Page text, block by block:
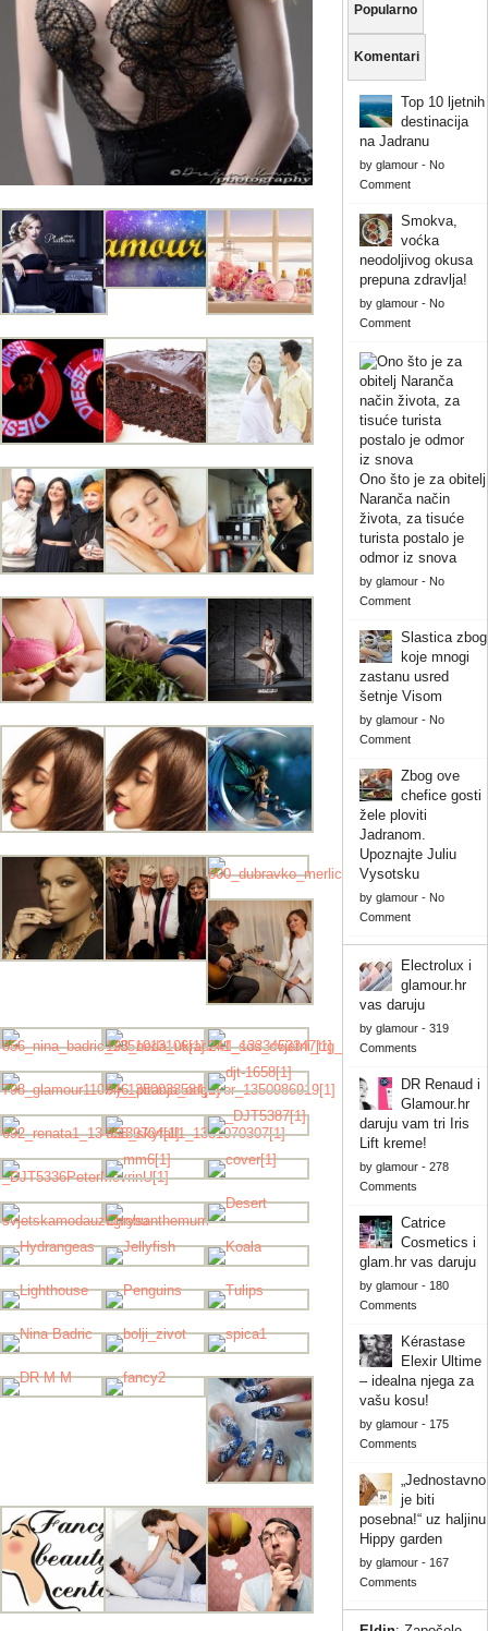
Popularno
Komentari
Top 10 ljetnih
destinacija
na Jadranu
by glamour- No
Comment
Smokva,
voćka
neodoljivog okusa
prepuna zdravlja!
by glamour- No
Comment
Ono što je za obitelj
Naranča način
života, za tisuće
turista postalo je
odmor iz snova
by glamour- No
Comment
Slastica zbog
koje mnogi
zastanu usred
šetnje Visom
by glamour- No
Comment
Zbog ove
chefice gosti
žele ploviti
Jadranom.
Upoznajte Juliu
Vysotsku
by glamour- No
Comment
Electrolux i
glamour.hr
vas daruju
by glamour- 319
Comments
DR Renaud i
Glamour.hr
daruju vam tri Iris
Lift kreme!
by glamour- 278
Comments
Catrice
Cosmetics i
glam.hr vas daruju
by glamour- 180
Comments
Kérastase
Elexir Ultime
– idealna njega za
vašu kosu!
by glamour- 175
Comments
„Jednostavno
je biti
posebna!“ uz haljinu
Hippy garden
by glamour- 167
Comments